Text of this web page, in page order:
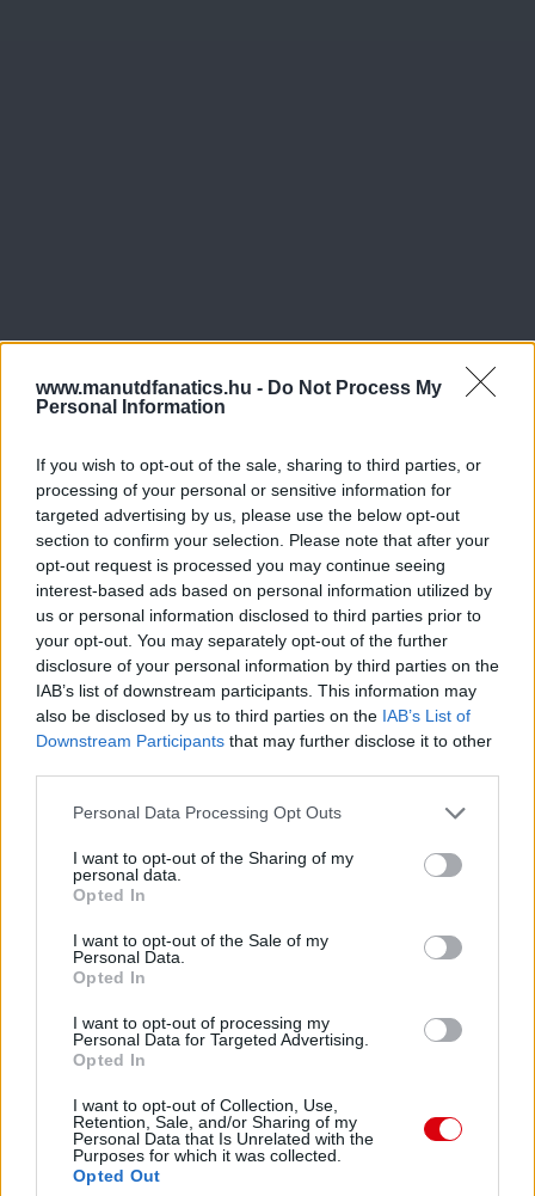
www.manutdfanatics.hu - Do Not Process My
Personal Information
If you wish to opt-out of the sale, sharing to third parties, or
processing of your personal or sensitive information for
targeted advertising by us, please use the below opt-out
section to confirm your selection. Please note that after your
opt-out request is processed you may continue seeing
interest-based ads based on personal information utilized by
us or personal information disclosed to third parties prior to
your opt-out. You may separately opt-out of the further
disclosure of your personal information by third parties on the
IAB’s list of downstream participants. This information may
also be disclosed by us to third parties on the IAB’s List of
Downstream Participants that may further disclose it to other
Please note that this website/app uses one or more Google
not limited to your visit or usage behaviour. You may click to
grant or deny consent to Google and its third-party tags to
use your data for below specified purposes in below Google
consent section.
Personal Data Processing Opt Outs
I want to opt-out of the Sharing of my
personal data.
Opted In
I want to opt-out of the Sale of my
Personal Data.
Opted In
I want to opt-out of processing my
Personal Data for Targeted Advertising.
Opted In
I want to opt-out of Collection, Use,
Retention, Sale, and/or Sharing of my
Personal Data that Is Unrelated with the
Purposes for which it was collected.
Opted Out
Meccs Center
Paris Saint-Germainvs
Manchester United
Nya Ullevi, Göteborg
2026-08-08 17:00
AC MilanvsManchester United 2026-08-15 18:00
ELŐZŐ MÉRKŐZÉSEK